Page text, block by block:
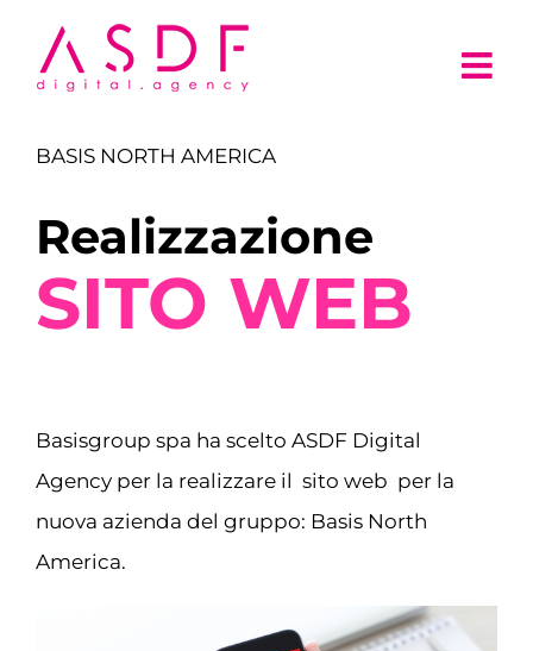
BASIS NORTH AMERICA
Realizzazione
SITO WEB
Basisgroup spa ha scelto ASDF Digital
Agency per la realizzare il sito web per la
nuova azienda del gruppo: Basis North
America.